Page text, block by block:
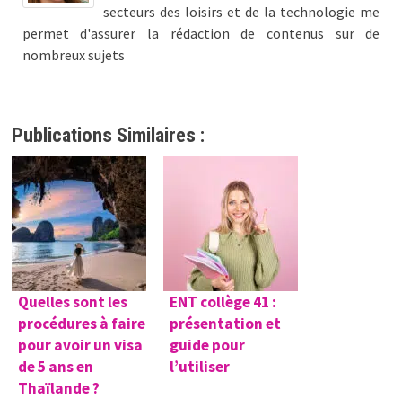
secteurs des loisirs et de la technologie me
permet d'assurer la rédaction de contenus sur de
nombreux sujets
Publications Similaires :
Quelles sont les
procédures à faire
pour avoir un visa
de 5 ans en
Thaïlande ?
ENT collège 41 :
présentation et
guide pour
l’utiliser